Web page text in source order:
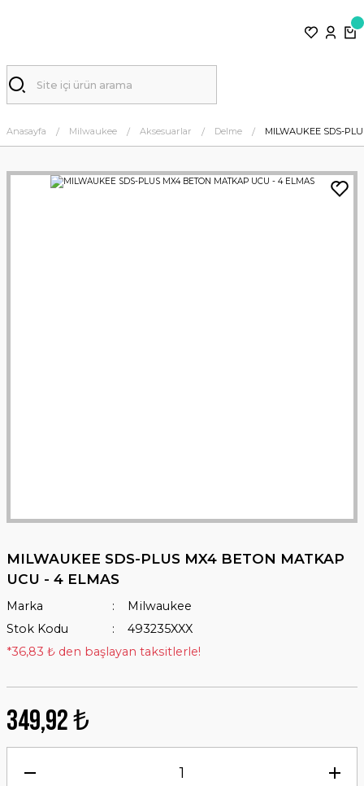
Anasayfa Milwaukee Aksesuarlar Delme MILWAUKEE SDS-
MILWAUKEE SDS-PLUS MX4 BETON MATKAP
UCU - 4 ELMAS
Marka
Milwaukee
Stok Kodu
493235XXX
*36,83 ₺ den başlayan taksitlerle!
349,92 ₺